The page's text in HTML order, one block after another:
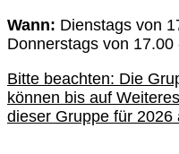
Wann: Dienstags von
Donnerstags von 17.00
Bitte beachten: Die
können bis auf
dieser Gruppe für 2026